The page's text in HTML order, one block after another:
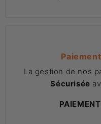
La gestion de nos
Sécurisée